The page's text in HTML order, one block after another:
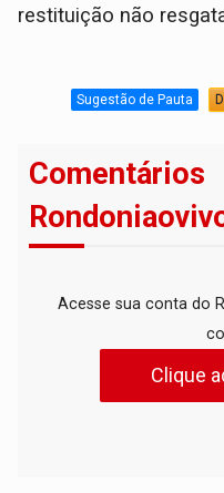
restituição não
Sugestão de Pauta
Comentários
Acesse sua conta do
Clique